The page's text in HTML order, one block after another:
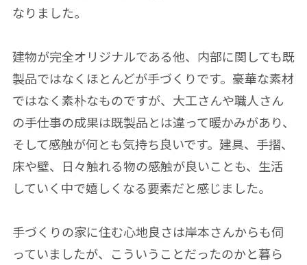
なりました。
建物が完全オリジナルである他、内部に関しても既
製品ではなくほとんどが手づくりです。豪華な素材
ではなく素朴なものですが、大工さんや職人さん
の手仕事の成果は既製品とは違って暖かみがあり、
そして感触が何とも気持ち良いです。建具、手摺、
床や壁、日々触れる物の感触が良いことも、生活
していく中で嬉しくなる要素だと感じました。
手づくりの家に住む心地良さは岸本さんからも伺
っていましたが、こういうことだったのかと暮ら